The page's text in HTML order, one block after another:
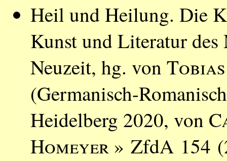
Heil und Heilung. Die
Kunst und Literatur
Neuzeit, hg. von
(Germanisch-
Heidelberg 2020, von
Homeyer » ZfdA 154